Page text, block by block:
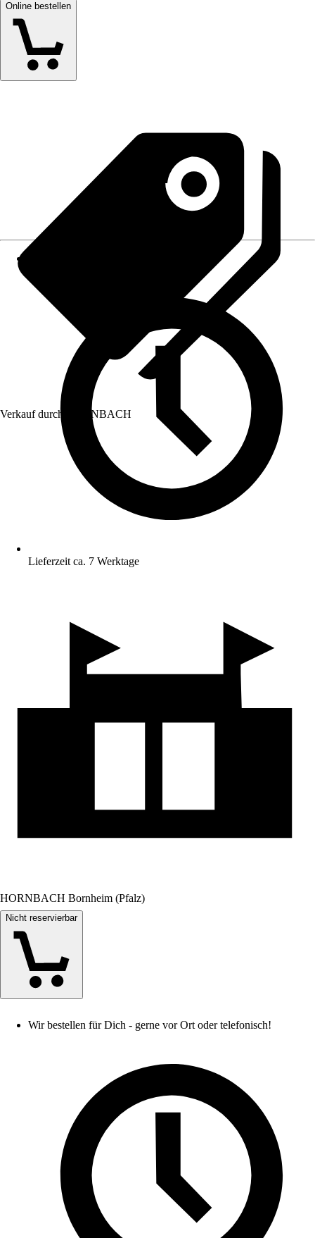
Online bestellen
Verkauf durch: HORNBACH
Lieferzeit ca. 7 Werktage
HORNBACH Bornheim (Pfalz)
Nicht reservierbar
Wir bestellen für Dich - gerne vor Ort oder telefonisch!